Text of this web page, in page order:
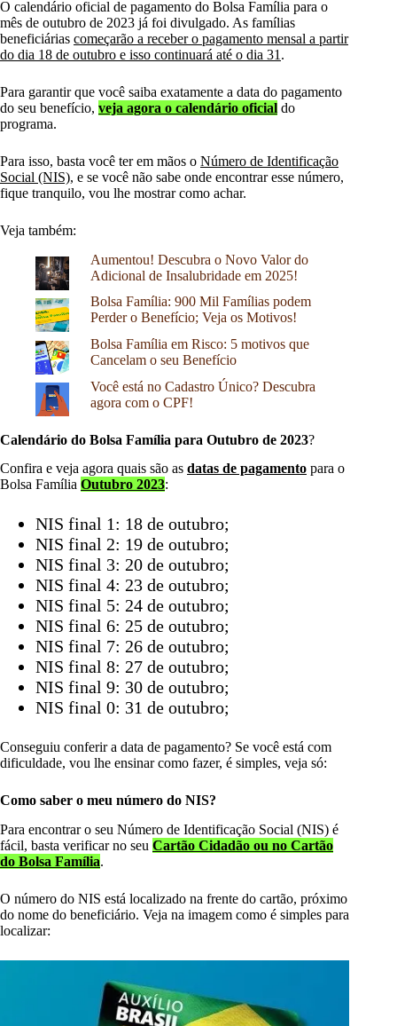
O calendário oficial de pagamento do Bolsa Família para o
mês de outubro de 2023 já foi divulgado. As famílias
beneficiárias começarão a receber o pagamento mensal a partir
do dia 18 de outubro e isso continuará até o dia 31 .
Para garantir que você saiba exatamente a data do pagamento
do seu benefício, veja agora o calendário oficial do
programa.
Para isso, basta você ter em mãos o Número de Identificação
Social (NIS), e se você não sabe onde encontrar esse número,
fique tranquilo, vou lhe mostrar como achar.
Veja também:
Aumentou! Descubra o Novo Valor do
Adicional de Insalubridade em 2025!
Bolsa Família: 900 Mil Famílias podem
Perder o Benefício; Veja os Motivos!
Bolsa Família em Risco: 5 motivos que
Cancelam o seu Benefício
Você está no Cadastro Único? Descubra
agora com o CPF!
Calendário do Bolsa Família para Outubro de 2023?
Confira e veja agora quais são as datas de pagamento para o
Bolsa Família Outubro 2023:
NIS final 1: 18 de outubro;
NIS final 2: 19 de outubro;
NIS final 3: 20 de outubro;
NIS final 4: 23 de outubro;
NIS final 5: 24 de outubro;
NIS final 6: 25 de outubro;
NIS final 7: 26 de outubro;
NIS final 8: 27 de outubro;
NIS final 9: 30 de outubro;
NIS final 0: 31 de outubro;
Conseguiu conferir a data de pagamento? Se você está com
dificuldade, vou lhe ensinar como fazer, é simples, veja só:
Como saber o meu número do NIS?
Para encontrar o seu Número de Identificação Social (NIS) é
fácil, basta verificar no seu Cartão Cidadão ou no Cartão
do Bolsa Família.
O número do NIS está localizado na frente do cartão, próximo
do nome do beneficiário. Veja na imagem como é simples para
localizar: